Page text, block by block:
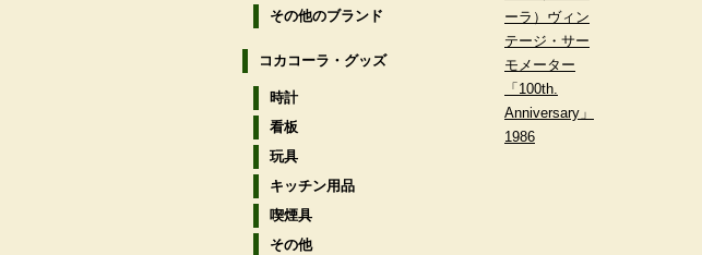
ーラ）ヴィン
テージ・サー
モメーター
「100th.
Anniversary」
1986
その他のブランド
コカコーラ・グッズ
時計
看板
玩具
キッチン用品
喫煙具
その他